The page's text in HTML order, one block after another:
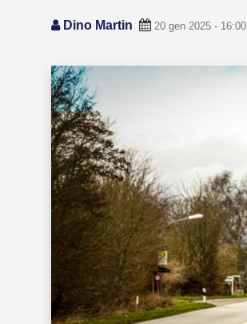
Dino Martin 20 gen 2025 - 16:00